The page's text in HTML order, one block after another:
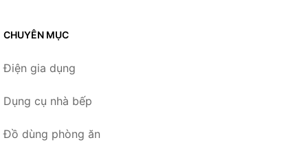
CHUYÊN MỤC
Điện gia dụng
Dụng cụ nhà bếp
Đồ dùng phòng ăn